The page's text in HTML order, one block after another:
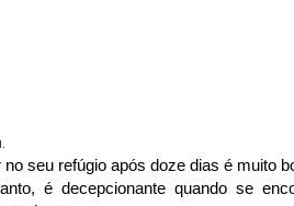
no seu refúgio após doze dias é muito
é decepcionante quando se